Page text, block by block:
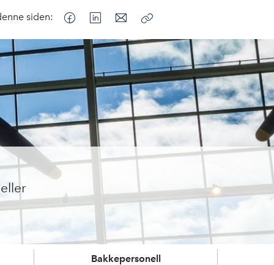
siden:
lenke
Bakkepersonell